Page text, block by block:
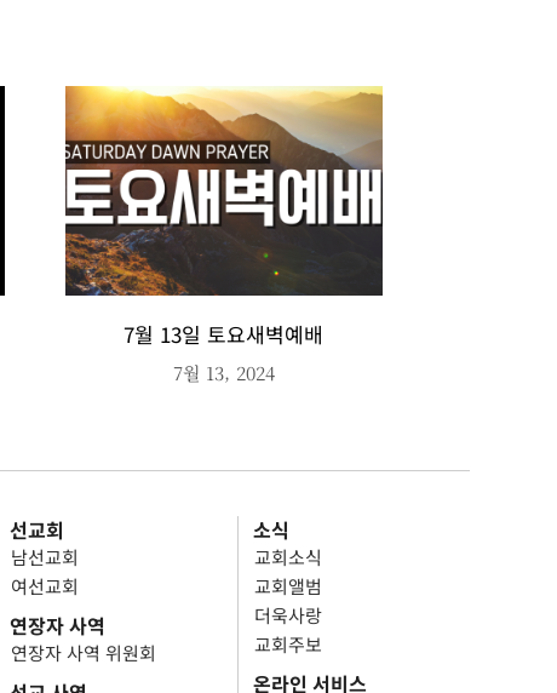
7월 13일 토요새벽예배
7월 13, 2024
선교회
남선교회
여선교회
연장자 사역
연장자 사역 위원회
소식
교회소식
교회앨범
더욱사랑
교회주보
온라인 서비스